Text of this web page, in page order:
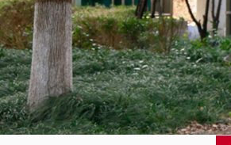
信号显示
风传感器
航标灯
石油化工